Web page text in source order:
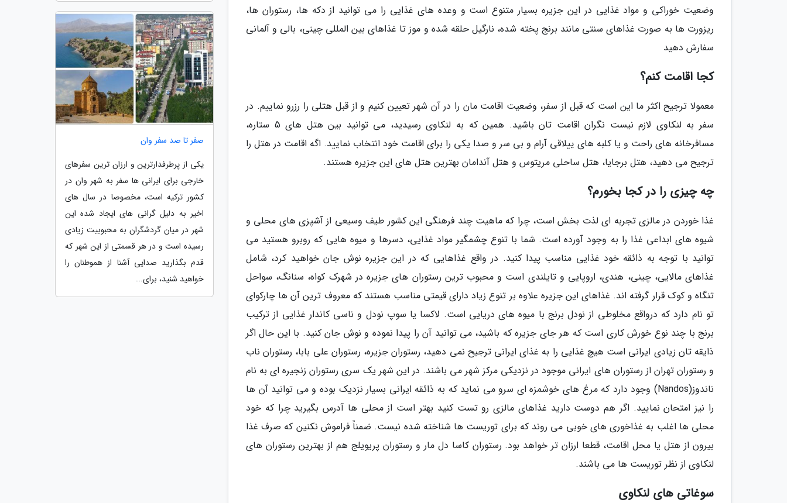
وضعیت خوراکی و مواد غذایی در این جزیره بسیار متنوع است و وعده های غذایی را می توانید از دکه ها، رستوران ها،
ریزورت ها به صورت غذاهای سنتی مانند برنج پخته شده، نارگیل حلقه شده و موز تا غذاهای بین المللی چینی، بالی و آلمانی
سفارش دهید
کجا اقامت کنم؟
معمولا ترجیح اکثر ما این است که قبل از سفر، وضعیت اقامت مان را در آن شهر تعیین کنیم و از قبل هتلی را رزرو نماییم. در
سفر به لنکاوی لازم نیست نگران اقامت تان باشید. همین که به لنکاوی رسیدید، می توانید بین هتل های 5 ستاره،
مسافرخانه های راحت و یا کلبه های ییلاقی آرام و بی سر و صدا یکی را برای اقامت خود انتخاب نمایید. اگه اقامت در هتل را
ترجیح می دهید، هتل برجایا، هتل ساحلی مریتوس و هتل آندامان بهترین هتل های این جزیره هستند.
چه چیزی را در کجا بخورم؟
غذا خوردن در مالزی تجربه ای لذت بخش است، چرا که ماهیت چند فرهنگی این کشور طیف وسیعی از آشپزی های محلی و
شیوه های ابداعی غذا را به وجود آورده است. شما با تنوع چشمگیر مواد غذایی، دسرها و میوه هایی که روبرو هستید می
توانید با توجه به ذائقه خود غذایی مناسب پیدا کنید. در واقع غذاهایی که در این جزیره نوش جان خواهید کرد، شامل
غذاهای مالایی، چینی، هندی، اروپایی و تایلندی است و محبوب ترین رستوران های جزیره در شهرک کواه، سنانگ، سواحل
تنگاه و کوک قرار گرفته اند. غذاهای این جزیره علاوه بر تنوع زیاد دارای قیمتی مناسب هستند که معروف ترین آن ها چارکوای
تو نام دارد که درواقع مخلوطی از نودل برنج با میوه های دریایی است. لاکسا یا سوپ نودل و ناسی کاندار غذایی از ترکیب
برنج با چند نوع خورش کاری است که هر جای جزیره که باشید، می توانید آن را پیدا نموده و نوش جان کنید. با این حال اگر
ذایقه تان زیادی ایرانی است هیچ غذایی را به غذای ایرانی ترجیح نمی دهید، رستوران جزیره، رستوران علی بابا، رستوران ناب
و رستوران تهران از رستوران های ایرانی موجود در نزدیکی مرکز شهر می باشند. در این شهر یک سری رستوران زنجیره ای به نام
ناندوز(Nandos) وجود دارد که مرغ های خوشمزه ای سرو می نماید که به ذائقه ایرانی بسیار نزدیک بوده و می توانید آن ها
را نیز امتحان نمایید. اگر هم دوست دارید غذاهای مالزی رو تست کنید بهتر است از محلی ها آدرس بگیرید چرا که خود
محلی ها اغلب به غذاخوری های خوبی می روند که برای توریست ها شناخته شده نیست. ضمناً فراموش نکنین که صرف غذا
بیرون از هتل یا محل اقامت، قطعا ارزان تر خواهد بود. رستوران کاسا دل مار و رستوران پریویلج هم از بهترین رستوران های
لنکاوی از نظر توریست ها می باشند.
سوغاتی های لنکاوی
صفر تا صد سفر وان
یکی از پرطرفدارترین و ارزان ترین سفرهای
خارجی برای ایرانی ها سفر به شهر وان در
کشور ترکیه است، مخصوصا در سال های
اخیر به دلیل گرانی های ایجاد شده این
شهر در میان گردشگران به محبوبیت زیادی
رسیده است و در هر قسمتی از این شهر که
قدم بگذارید صدایی آشنا از هموطنان را
خواهید شنید، برای...